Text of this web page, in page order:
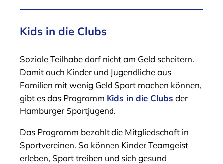
Kids in die Clubs
Soziale Teilhabe darf nicht am Geld scheitern.
Damit auch Kinder und Jugendliche aus
Familien mit wenig Geld Sport machen können,
gibt es das Programm Kids in die Clubs der
Hamburger Sportjugend.
Das Programm bezahlt die Mitgliedschaft in
Sportvereinen. So können Kinder Teamgeist
erleben, Sport treiben und sich gesund